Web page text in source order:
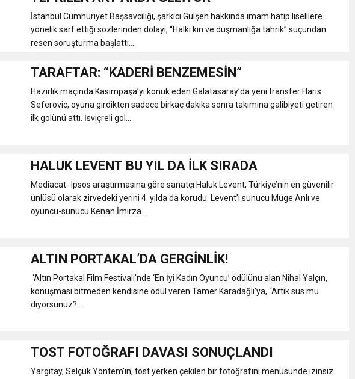
İstanbul Cumhuriyet Başsavcılığı, şarkıcı Gülşen hakkında imam hatip liselilere
yönelik sarf ettiği sözlerinden dolayı, “Halkı kin ve düşmanlığa tahrik” suçundan
resen soruşturma başlattı....
TARAFTAR: “KADERİ BENZEMESİN”
Hazırlık maçında Kasımpaşa’yı konuk eden Galatasaray’da yeni transfer Haris
Seferovic, oyuna girdikten sadece birkaç dakika sonra takımına galibiyeti getiren
ilk golünü attı. İsviçreli gol...
HALUK LEVENT BU YIL DA İLK SIRADA
Mediacat- Ipsos araştırmasına göre sanatçı Haluk Levent, Türkiye’nin en güvenilir
ünlüsü olarak zirvedeki yerini 4. yılda da korudu. Levent’i sunucu Müge Anlı ve
oyuncu-sunucu Kenan İmirza...
ALTIN PORTAKAL’DA GERGİNLİK!
‘Altın Portakal Film Festivali’nde ‘En İyi Kadın Oyuncu’ ödülünü alan Nihal Yalçın,
konuşması bitmeden kendisine ödül veren Tamer Karadağlı’ya, “Artık sus mu
diyorsunuz?...
TOST FOTOĞRAFI DAVASI SONUÇLANDI
Yargıtay, Selçuk Yöntem’in, tost yerken çekilen bir fotoğrafını menüsünde izinsiz